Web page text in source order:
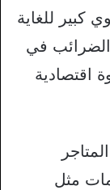
كبير للغاية
الضرائب في
اقتصادية
مثل